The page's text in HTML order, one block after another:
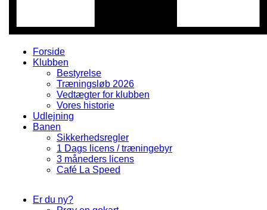
Forside
Klubben
Bestyrelse
Træningsløb 2026
Vedtægter for klubben
Vores historie
Udlejning
Banen
Sikkerhedsregler
1 Dags licens / træningebyr
3 måneders licens
Café La Speed
Er du ny?